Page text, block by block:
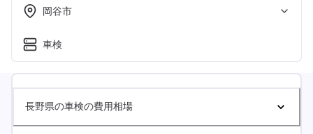
岡谷市
車検
長野県の車検の費用相場